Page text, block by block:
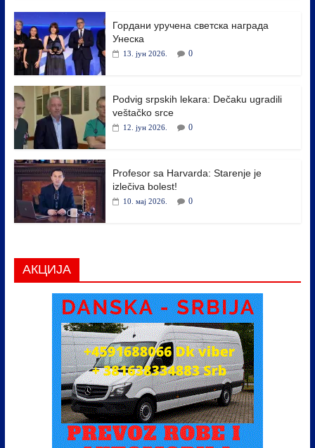
bo
ok
tte
r
In
Гордани уручена светска награда
Унеска
13. јун 2026. 0
Podvig srpskih lekara: Dečaku ugradili
veštačko srce
12. јун 2026. 0
Profesor sa Harvarda: Starenje je
izlečiva bolest!
10. мај 2026. 0
АКЦИЈА